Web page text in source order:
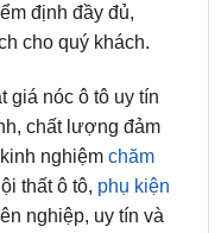
định đầy đủ,
cho quý khách.
giá nóc ô tô uy tín
chất lượng đảm
nghiệm chăm
thất ô tô, phụ kiện
nghiệp, uy tín và